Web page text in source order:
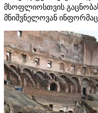
მსოფლიოსთვის
მნიშვნელოვან